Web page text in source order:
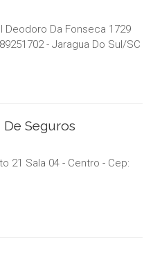
Deodoro Da Fonseca 1729
89251702- Jaragua Do Sul/SC
Seguros
21 Sala 04 - Centro - Cep: